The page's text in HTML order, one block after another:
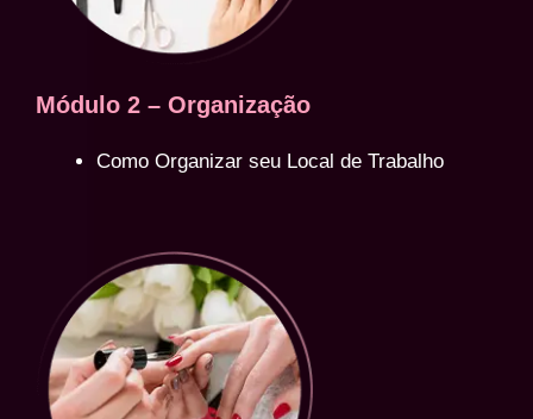
Módulo 2 – Organização
Como Organizar seu Local de Trabalho